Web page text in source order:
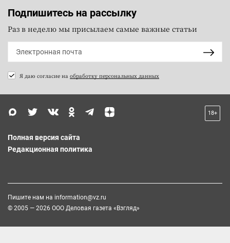
Подпишитесь на рассылку
Раз в неделю мы присылаем самые важные статьи
Я даю согласие на обработку персональных данных
18+
Полная версия сайта
Редакционная политика
Пишите нам на information@vz.ru
© 2005 — 2026 ООО Деловая газета «Взгляд»